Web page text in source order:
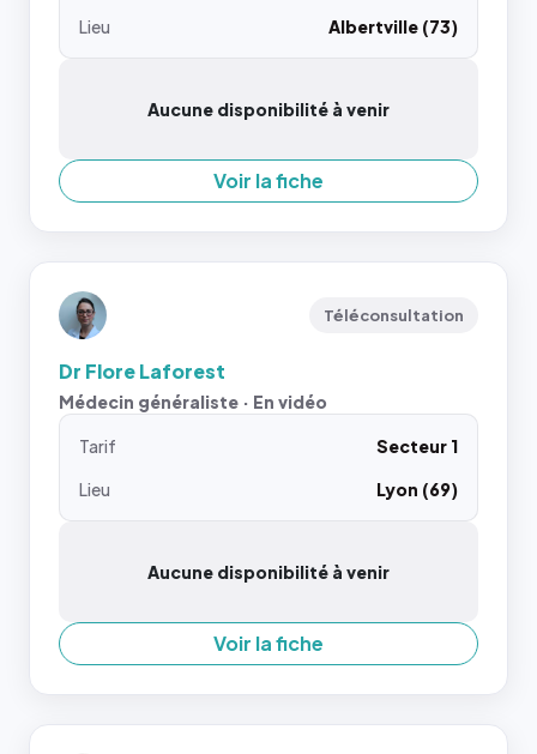
Lieu
Albertville (73)
Aucune disponibilité à venir
Voir la fiche
Téléconsultation
Dr Flore Laforest
Médecin généraliste · En vidéo
Tarif
Secteur 1
Lieu
Lyon (69)
Aucune disponibilité à venir
Voir la fiche